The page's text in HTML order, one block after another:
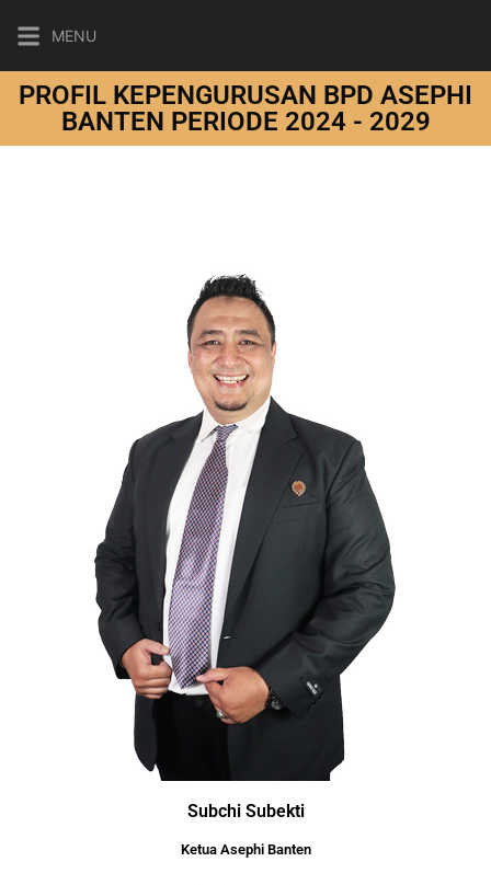
MENU
PROFIL KEPENGURUSAN BPD ASEPHI
BANTEN PERIODE 2024 - 2029
Subchi Subekti
Ketua Asephi Banten